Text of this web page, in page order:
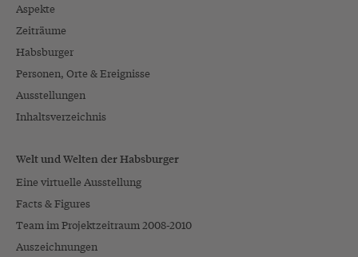
Aspekte
Zeiträume
Habsburger
Personen, Orte & Ereignisse
Ausstellungen
Inhaltsverzeichnis
Welt und Welten der Habsburger
Eine virtuelle Ausstellung
Facts & Figures
Team im Projektzeitraum 2008-2010
Auszeichnungen